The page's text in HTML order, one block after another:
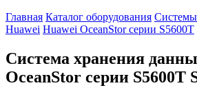
Главная Каталог оборудования
Huawei Huawei OceanStor серии S5600T
Система хранения
OceanStor серии S5600T